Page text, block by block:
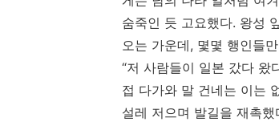
숨죽인 듯 고요했다. 왕성
오는 가운데, 몇몇 행인들
“저 사람들이 일본 갔다 왔
접 다가와 말 건네는 이는
설레 저으며 발길을 재촉